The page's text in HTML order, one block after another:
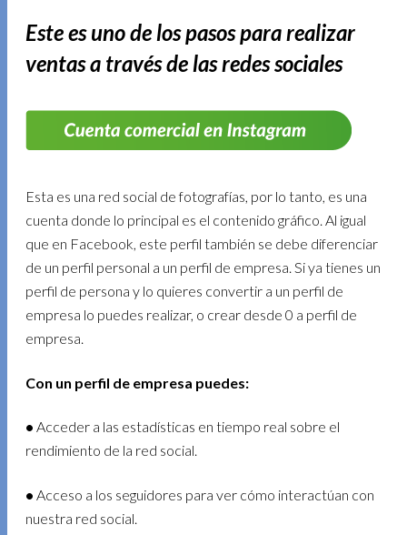
Este es uno de los pasos para realizar
ventas a través de las redes sociales
Esta es una red social de fotografías, por lo tanto, es una
cuenta donde lo principal es el contenido gráfico. Al igual
que en Facebook, este perfil también se debe diferenciar
de un perfil personal a un perfil de empresa. Si ya tienes un
perfil de persona y lo quieres convertir a un perfil de
empresa lo puedes realizar, o crear desde 0 a perfil de
empresa.
Con un perfil de empresa puedes:
•Acceder a las estadísticas en tiempo real sobre el
rendimiento de la red social.
•Acceso a los seguidores para ver cómo interactúan con
nuestra red social.